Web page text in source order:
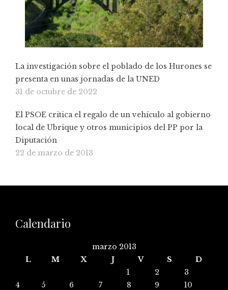
La investigación sobre el poblado de los Hurones se
presenta en unas jornadas de la UNED
31 de octubre de 2022
El PSOE critica el regalo de un vehículo al gobierno
local de Ubrique y otros municipios del PP por la
Diputación
22 de marzo de 2013
Calendario
marzo 2013
L
M X J V S
D
1
2
3
4
5 6 7 8 9
10